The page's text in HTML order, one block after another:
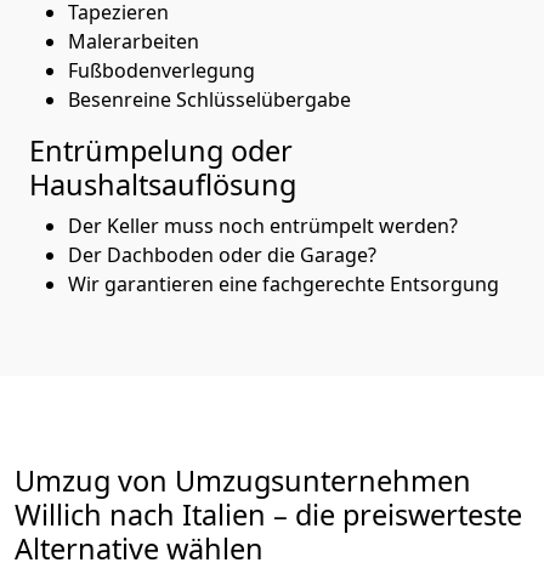
Tapezieren
Malerarbeiten
Fußbodenverlegung
Besenreine Schlüsselübergabe
Entrümpelung oder
Haushaltsauflösung
Der Keller muss noch entrümpelt werden?
Der Dachboden oder die Garage?
Wir garantieren eine fachgerechte Entsorgung
Umzug von Umzugsunternehmen
Willich nach Italien – die preiswerteste
Alternative wählen